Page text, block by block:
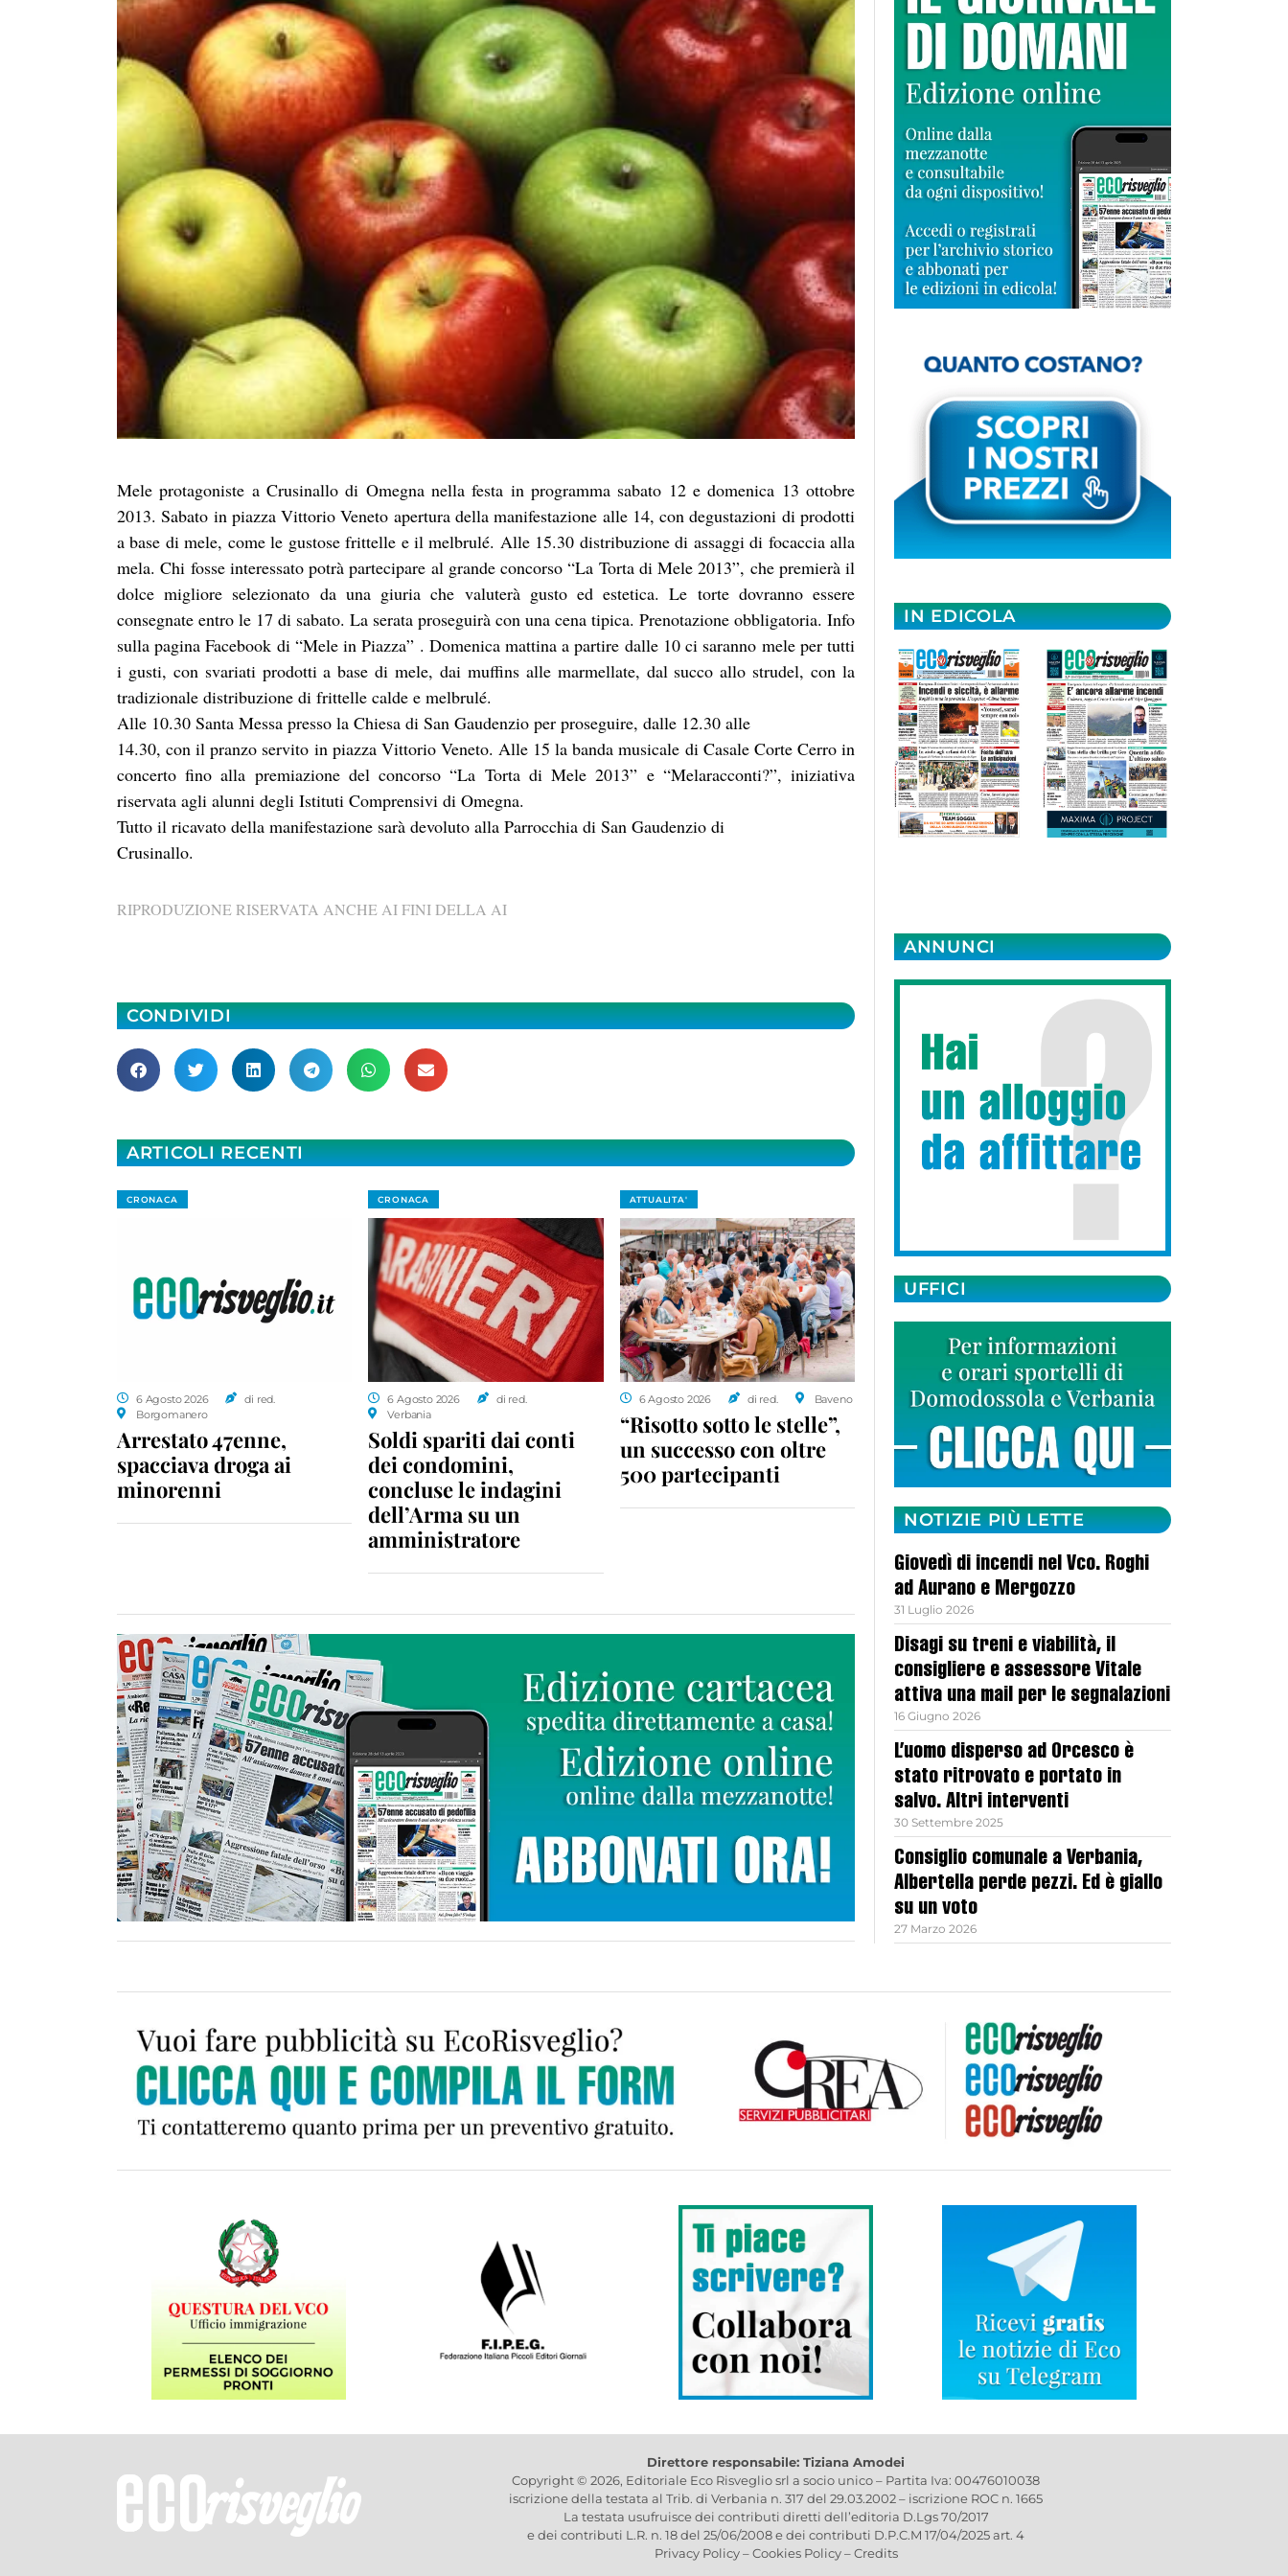
Mele protagoniste a Crusinallo di Omegna nella festa in programma sabato 12 e domenica 13 ottobre
2013. Sabato in piazza Vittorio Veneto apertura della manifestazione alle 14, con degustazioni di prodotti
a base di mele, come le gustose frittelle e il melbrulé. Alle 15.30 distribuzione di assaggi di focaccia alla
mela. Chi fosse interessato potrà partecipare al grande concorso “La Torta di Mele 2013”, che premierà il
dolce migliore selezionato da una giuria che valuterà gusto ed estetica. Le torte dovranno essere
consegnate entro le 17 di sabato. La serata proseguirà con una cena tipica. Prenotazione obbligatoria. Info
sulla pagina Facebook di “Mele in Piazza” . Domenica mattina a partire dalle 10 ci saranno mele per tutti
i gusti, con svariati prodotti a base di mele, dai muffins alle marmellate, dal succo allo strudel, con la
tradizionale distribuzione di frittelle calde e melbrulé.
Alle 10.30 Santa Messa presso la Chiesa di San Gaudenzio per proseguire, dalle 12.30 alle
14.30, con il pranzo servito in piazza Vittorio Veneto. Alle 15 la banda musicale di Casale Corte Cerro in
concerto fino alla premiazione del concorso “La Torta di Mele 2013” e “Melaracconti?”, iniziativa
riservata agli alunni degli Istituti Comprensivi di Omegna.
Tutto il ricavato della manifestazione sarà devoluto alla Parrocchia di San Gaudenzio di
Crusinallo.
RIPRODUZIONE RISERVATA ANCHE AI FINI DELLA AI
CONDIVIDI
ARTICOLI RECENTI
CRONACA
6 Agosto 2026
di red.
Borgomanero
Arrestato 47enne,
spacciava droga ai
minorenni
CRONACA
6 Agosto 2026
di red.
Verbania
Soldi spariti dai conti
dei condomini,
concluse le indagini
dell’Arma su un
amministratore
ATTUALITA'
6 Agosto 2026 di red. Baveno
“Risotto sotto le stelle”,
un successo con oltre
500 partecipanti
IN EDICOLA
ANNUNCI
UFFICI
NOTIZIE PIÙ LETTE
Giovedì di incendi nel Vco. Roghi
ad Aurano e Mergozzo
31 Luglio 2026
Disagi su treni e viabilità, il
consigliere e assessore Vitale
attiva una mail per le segnalazioni
16 Giugno 2026
L’uomo disperso ad Orcesco è
stato ritrovato e portato in
salvo. Altri interventi
30 Settembre 2025
Consiglio comunale a Verbania,
Albertella perde pezzi. Ed è giallo
su un voto
27 Marzo 2026
Direttore responsabile: Tiziana Amodei
Copyright © 2026, Editoriale Eco Risveglio srl a socio unico – Partita Iva: 00476010038
iscrizione della testata al Trib. di Verbania n. 317 del 29.03.2002 – iscrizione ROC n. 1665
La testata usufruisce dei contributi diretti dell’editoria D.Lgs 70/2017
e dei contributi L.R. n. 18 del 25/06/2008 e dei contributi D.P.C.M 17/04/2025 art. 4
Privacy Policy–Cookies Policy–Credits